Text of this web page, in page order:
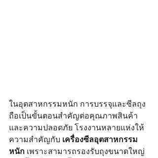
ในอุตสาหกรรมหนัก การบรรจุและซีลถุง
ถือเป็นขั้นตอนสำคัญต่อคุณภาพสินค้า
และความปลอดภัย โรงงานหลายแห่งให้
ความสำคัญกับ เครื่องซีลอุตสาหกรรม
หนัก เพราะสามารถรองรับถุงขนาดใหญ่